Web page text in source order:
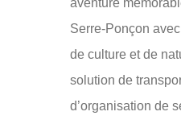
aventure
Serre-Ponçon
de culture et de
solution de
d’organisation de